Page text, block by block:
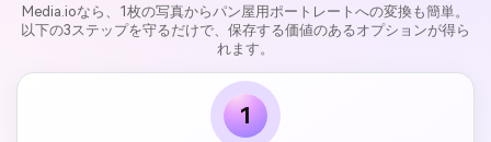
Media.ioなら、1枚の写真からパン屋用ポートレートへの変換も簡単。
以下の3ステップを守るだけで、保存する価値のあるオプションが得ら
れます。
1